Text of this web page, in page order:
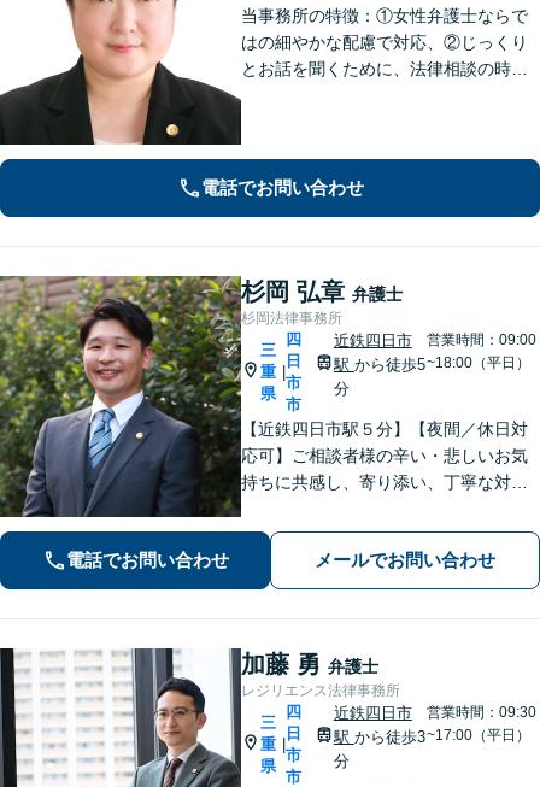
当事務所の特徴：①女性弁護士ならで
はの細やかな配慮で対応、②じっくり
とお話を聞くために、法律相談の時間
電話でお問い合わせ
杉岡 弘章 弁護士
杉岡法律事務所
三
重
県
四
日
市
市
近鉄四日市
駅 から徒歩5
分
営業時間：09:00
~18:00（平日）
【近鉄四日市駅５分】【夜間／休日対
応可】ご相談者様の辛い・悲しいお気
持ちに共感し、寄り添い、丁寧な対応
相続／刑事事件など、幅広く対応【地
域に根ざした弁護士】お気軽にお問い
合わせください。
電話でお問い合わせ メールでお問い合わせ
加藤 勇 弁護士
レジリエンス法律事務所
三
重
県
四
日
市
市
近鉄四日市
駅 から徒歩3
分
営業時間：09:30
~17:00（平日）